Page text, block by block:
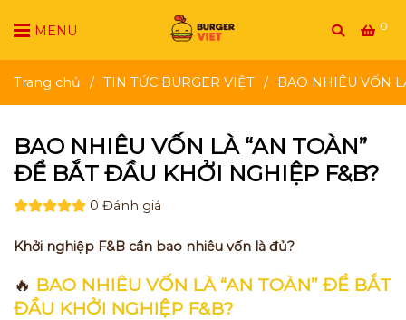
0
MENU
Trang chủ / TIN TỨC BURGER VIỆT / BAO NHIÊU VỐN
BAO NHIÊU VỐN LÀ “AN TOÀN”
ĐỂ BẮT ĐẦU KHỞI NGHIỆP F&B?
0 Đánh giá
Khởi nghiệp F&B cần bao nhiêu vốn là đủ?
🔥 BAO NHIÊU VỐN LÀ “AN TOÀN” ĐỂ BẮT
ĐẦU KHỞI NGHIỆP F&B?